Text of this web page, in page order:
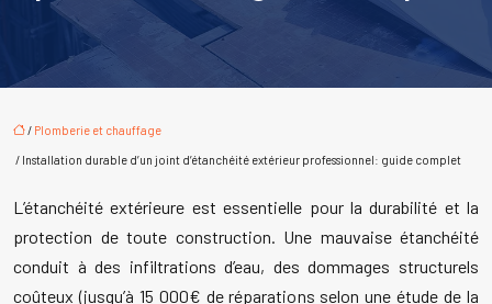
/ Plomberie et chauffage
/ Installation durable d’un joint d’étanchéité extérieur professionnel: guide complet
L’étanchéité extérieure est essentielle pour la durabilité et la
protection de toute construction. Une mauvaise étanchéité
conduit à des infiltrations d’eau, des dommages structurels
coûteux (jusqu’à 15 000€ de réparations selon une étude de la